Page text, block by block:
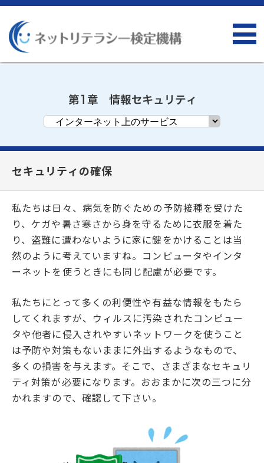
セキュリティの確保
私たちは日々、病気を防ぐための予防接種を受けた
り、ケガや暑さ寒さから身を守るために衣服を着た
り、盗難に遭わないように家に鍵をかけることは当
然のように考えていますね。コンピュータやインタ
ーネットを使うときにも同じ配慮が必要です。
私たちにとって多くの利便性や有益な情報をもたら
してくれますが、ウィルスに汚染されたコンピュー
タや他者に侵入されやすいネットワークを使うこと
は予防や対策もないままに外出するようなもので、
多くの損害を与えます。そこで、さまざまなセキュリ
ティ対策が必要になります。おおまかに次の三つに分
かれますので、確認して下さい。